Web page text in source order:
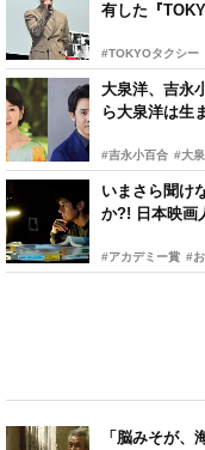
有した『
#TOKYOタクシー
大泉洋、吉永
ら大泉洋は生
#吉永小百合 #大
いまさら聞け
か?! 日本映画
#アカデミー賞 #
「脳みそが